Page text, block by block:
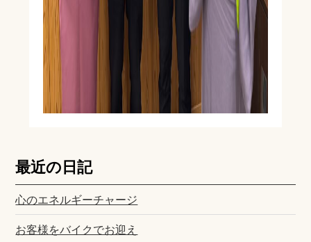
最近の日記
心のエネルギーチャージ
お客様をバイクでお迎え